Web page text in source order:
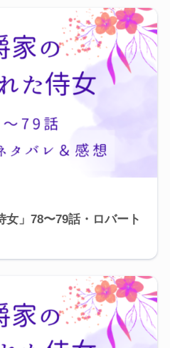
女」78〜79話・ロバート